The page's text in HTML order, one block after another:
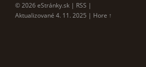
© 2026 eStránky.sk | RSS |
Aktualizované 4. 11. 2025 | Hore ↑